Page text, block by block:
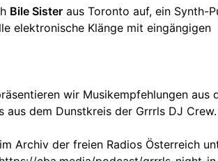
Bile Sister aus Toronto auf, ein Synth-
elektronische Klänge mit eingängigen
wir Musikempfehlungen aus
aus dem Dunstkreis der Grrrls DJ Crew.
Archiv der freien Radios Österreich